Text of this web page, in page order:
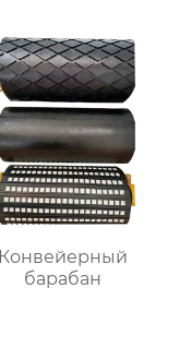
Конвейерный
барабан